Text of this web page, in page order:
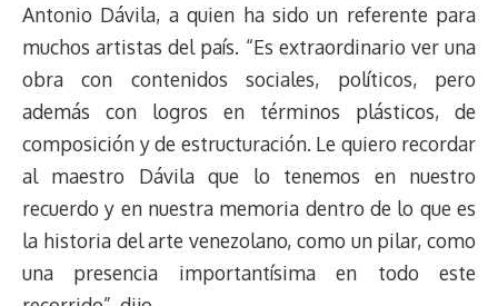
Antonio Dávila, a quien ha sido un referente para
muchos artistas del país. “Es extraordinario ver una
obra con contenidos sociales, políticos, pero
además con logros en términos plásticos, de
composición y de estructuración. Le quiero recordar
al maestro Dávila que lo tenemos en nuestro
recuerdo y en nuestra memoria dentro de lo que es
la historia del arte venezolano, como un pilar, como
una presencia importantísima en todo este